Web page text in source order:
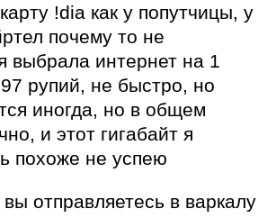
!dia как у попутчицы, у
почему то не
выбрала интернет на 1
рупий, не быстро, но
иногда, но в общем
и этот гигабайт я
похоже не успею
отправляетесь в варкалу